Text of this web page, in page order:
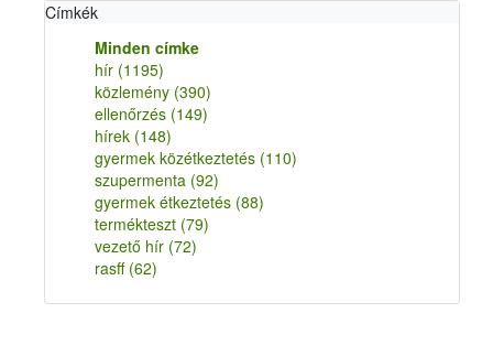
Címkék
Minden címke
hír (1195)
közlemény (390)
ellenőrzés (149)
hírek (148)
gyermek közétkeztetés (110)
szupermenta (92)
gyermek étkeztetés (88)
termékteszt (79)
vezető hír (72)
rasff (62)